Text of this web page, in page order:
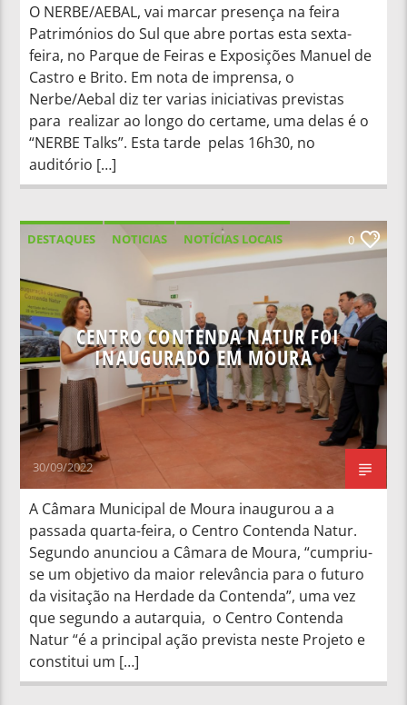
O NERBE/AEBAL, vai marcar presença na feira
Patrimónios do Sul que abre portas esta sexta-
feira, no Parque de Feiras e Exposições Manuel de
Castro e Brito. Em nota de imprensa, o
Nerbe/Aebal diz ter varias iniciativas previstas
para realizar ao longo do certame, uma delas é o
“NERBE Talks”. Esta tarde pelas 16h30, no
auditório […]
DESTAQUES NOTICIAS
NOTÍCIAS LOCAIS
NOTÍCIAS NACIONAIS
0
CENTRO CONTENDA NATUR FOI
INAUGURADO EM MOURA
30/09/2022
A Câmara Municipal de Moura inaugurou a a
passada quarta-feira, o Centro Contenda Natur.
Segundo anunciou a Câmara de Moura, “cumpriu-
se um objetivo da maior relevância para o futuro
da visitação na Herdade da Contenda”, uma vez
que segundo a autarquia, o Centro Contenda
Natur “é a principal ação prevista neste Projeto e
constitui um […]